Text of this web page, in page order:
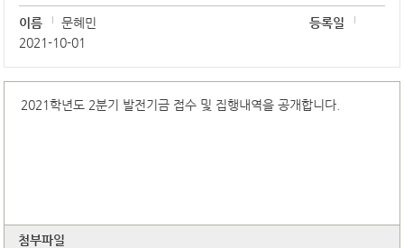
이름 문혜민
등록일
2021-10-01
2021학년도 2분기 발전기금 접수 및 집행내역을 공개합니다.
첨부파일